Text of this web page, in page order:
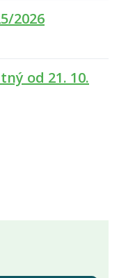
2026
od 21. 10.